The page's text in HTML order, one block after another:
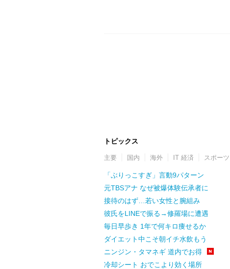
トピックス
主要 国内 海外 IT 経済 スポーツ
「ぶりっこすぎ」言動9パターン
元TBSアナ なぜ被爆体験伝承者に
接待のはず…若い女性と腕組み
彼氏をLINEで振る→修羅場に遭遇
毎日早歩き 1年で何キロ痩せるか
ダイエット中こそ朝イチ水飲もう
ニンジン・タマネギ 道内でお得
冷却シート おでこより効く場所